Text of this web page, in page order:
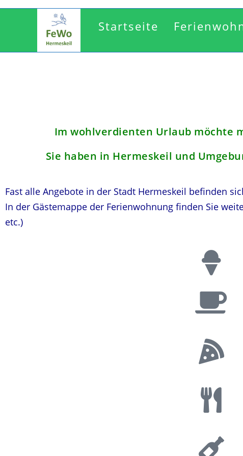
Startseite
Im wohlverdienten Urlaub möchte
Sie haben in Hermeskeil und
Fast alle Angebote in der Stadt Hermeskeil befinden
In der Gästemappe der Ferienwohnung finden Sie
etc.)